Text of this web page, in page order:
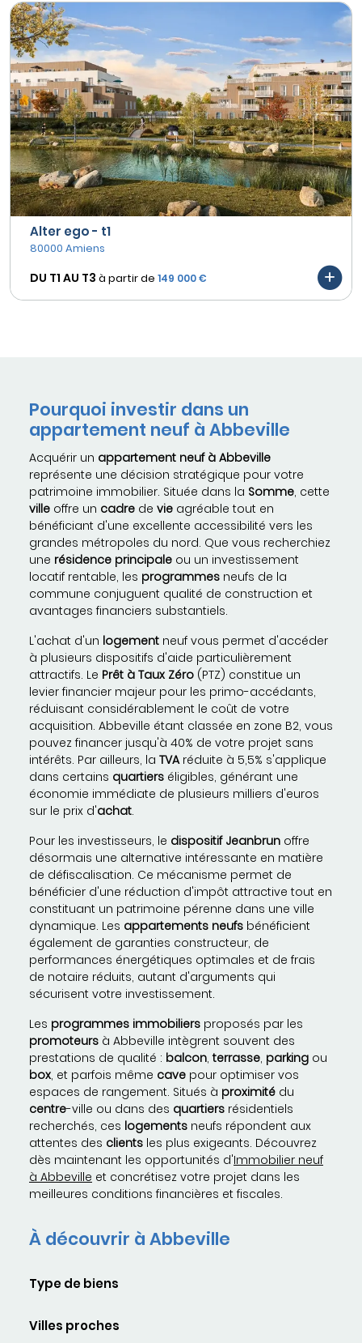
Alter ego - t1
80000 Amiens
DU T1 AU T3 à partir de 149 000 €
Pourquoi investir dans un
appartement neuf à Abbeville
Acquérir un appartement neuf à Abbeville
représente une décision stratégique pour votre
patrimoine immobilier. Située dans la Somme, cette
ville offre un cadre de vie agréable tout en
bénéficiant d'une excellente accessibilité vers les
grandes métropoles du nord. Que vous recherchiez
une résidence principale ou un investissement
locatif rentable, les programmes neufs de la
commune conjuguent qualité de construction et
avantages financiers substantiels.
L'achat d'un logement neuf vous permet d'accéder
à plusieurs dispositifs d'aide particulièrement
attractifs. Le Prêt à Taux Zéro (PTZ) constitue un
levier financier majeur pour les primo-accédants,
réduisant considérablement le coût de votre
acquisition. Abbeville étant classée en zone B2, vous
pouvez financer jusqu'à 40% de votre projet sans
intérêts. Par ailleurs, la TVAréduite à 5,5% s'applique
dans certains quartiers éligibles, générant une
économie immédiate de plusieurs milliers d'euros
sur le prix d'achat.
Pour les investisseurs, le dispositif Jeanbrun offre
désormais une alternative intéressante en matière
de défiscalisation. Ce mécanisme permet de
bénéficier d'une réduction d'impôt attractive tout en
constituant un patrimoine pérenne dans une ville
dynamique. Les appartements neufs bénéficient
également de garanties constructeur, de
performances énergétiques optimales et de frais
de notaire réduits, autant d'arguments qui
sécurisent votre investissement.
Les programmes immobiliers proposés par les
promoteurs à Abbeville intègrent souvent des
prestations de qualité : balcon,terrasse, parking ou
box, et parfois même cave pour optimiser vos
espaces de rangement. Situés à proximité du
centre-ville ou dans des quartiers résidentiels
recherchés, ces logements neufs répondent aux
attentes des clients les plus exigeants. Découvrez
dès maintenant les opportunités d'Immobilier neuf
à Abbeville et concrétisez votre projet dans les
meilleures conditions financières et fiscales.
À découvrir à Abbeville
Type de biens
Villes proches